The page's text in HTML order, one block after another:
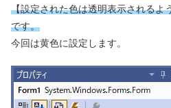
【設定された色は透明表示されるよ
です。
今回は黄色に設定します。